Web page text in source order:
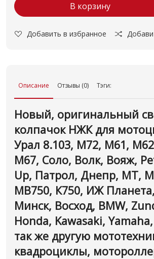
В корзину
Добавить в избранное
Описание Отзывы (0) Тэги:
Новый, оригинальный
колпачок НЖК для
Урал 8.103, М72, М61,
М67, Соло, Волк, Вояж,
Up, Патрол, Днепр, МТ,
МВ750, К750, ИЖ
Минск, Восход, BMW,
Honda, Kawasaki,
так же другую
квадроциклы,